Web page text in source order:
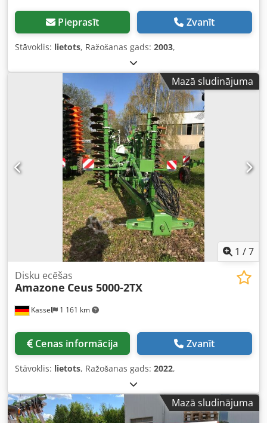
Pieprasīt Zvanīt
Stāvoklis: lietots, Ražošanas gads: 2003,
Mazā sludinājuma
1 /7
Kassel 1 161 km
Disku ecēšas
Amazone Ceus 5000-2TX
Cenas informācija Zvanīt
Stāvoklis: lietots, Ražošanas gads: 2022,
Mazā sludinājuma